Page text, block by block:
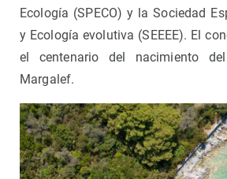
Ecología (SPECO) y la Sociedad
y Ecología evolutiva (SEEEE). El
el centenario del nacimiento
Margalef.